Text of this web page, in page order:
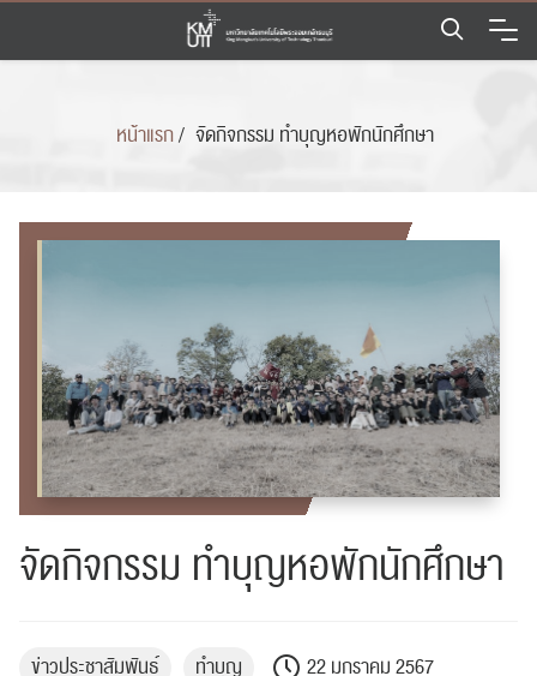
Skip
content
หน้าแรก/ จัดกิจกรรม ทำบุญหอพักนักศึกษา
จัดกิจกรรม ทำบุญหอพักนักศึกษา
ข่าวประชาสัมพันธ์ ทำบุญ 22 มกราคม 2567